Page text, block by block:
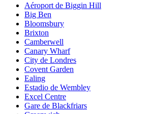
Aéroport de Biggin Hill
Big Ben
Bloomsbury
Brixton
Camberwell
Canary Wharf
City de Londres
Covent Garden
Ealing
Estadio de Wembley
Excel Centre
Gare de Blackfriars